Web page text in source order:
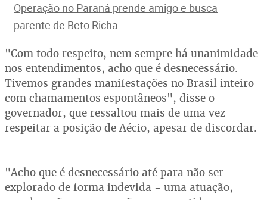
Operação no Paraná prende amigo e busca
parente de Beto Richa
"Com todo respeito, nem sempre há unanimidade
nos entendimentos, acho que é desnecessário.
Tivemos grandes manifestações no Brasil inteiro
com chamamentos espontâneos", disse o
governador, que ressaltou mais de uma vez
respeitar a posição de Aécio, apesar de discordar.
"Acho que é desnecessário até para não ser
explorado de forma indevida - uma atuação,